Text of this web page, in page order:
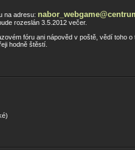
na adresu:
rozeslán 3.5.2012 večer.
fóru ani nápověd v poště, vědí toho o
hodně štěstí.